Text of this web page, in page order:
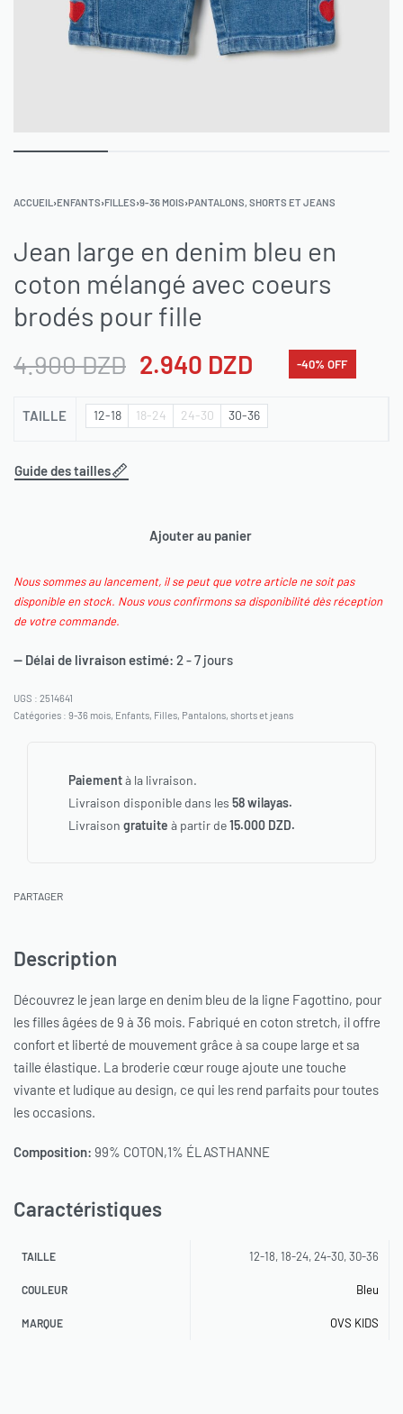
ACCUEIL ›ENFANTS›FILLES›9-36 MOIS›PANTALONS, SHORTS ET JEANS
Jean large en denim bleu en
coton mélangé avec coeurs
brodés pour fille
4.900DZD 2.940 DZD -40% OFF
TAILLE 12-18 18-24 24-30 30-36
Guide des tailles
Ajouter au panier
Nous sommes au lancement, il se peut que votre article ne soit pas
disponible en stock. Nous vous confirmons sa disponibilité dès réception
de votre commande.
— Délai de livraison estimé: 2 - 7 jours
2514641
Catégories : 9-36 mois Enfants Filles Pantalons, shorts et jeans
Paiementà la livraison.
Livraison disponible dans les 58 wilayas.
Livraison gratuite à partir de15.000 DZD.
PARTAGER
Description
Découvrez le jean large en denim bleu de la ligne Fagottino, pour
les filles âgées de 9 à 36 mois. Fabriqué en coton stretch, il offre
confort et liberté de mouvement grâce à sa coupe large et sa
taille élastique. La broderie cœur rouge ajoute une touche
vivante et ludique au design, ce qui les rend parfaits pour toutes
les occasions.
Composition: 99% COTON,1% ÉLASTHANNE
Caractéristiques
TAILLE 12-18, 18-24, 24-30, 30-36
COULEUR Bleu
MARQUE OVS KIDS